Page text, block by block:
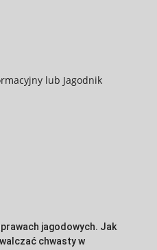
lub Jagodnik
jagodowych. Jak
chwasty w